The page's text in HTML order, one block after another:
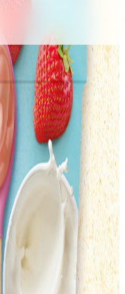
satisfaire les
10 fois plus de fer
: 6x plus de fer
laitières
Autres saveurs : 10x
laits fermentés
fruits (aliment